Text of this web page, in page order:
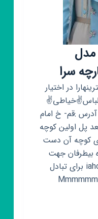
مدل
سرا
در اختیار
لباس✌خیاطی✌
:قم- خ امام
پل اولین کوچه
کوچه ۷۰ انتهای کوچه آن دست
بیطرفان جهت
سفارش👇 @iahoseinshahid برای تبادل